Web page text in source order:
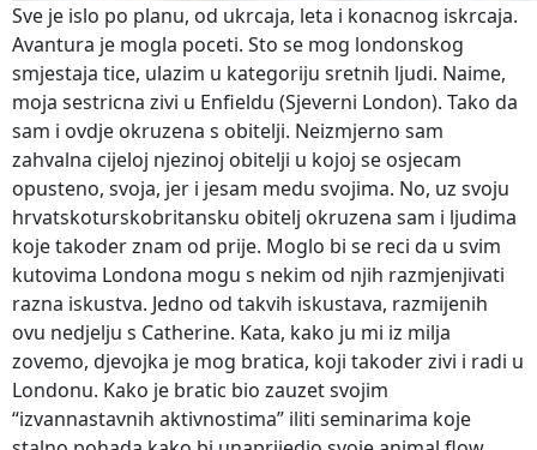
Sve je islo po planu, od ukrcaja, leta i konacnog iskrcaja.
Avantura je mogla poceti. Sto se mog londonskog
smjestaja tice, ulazim u kategoriju sretnih ljudi. Naime,
moja sestricna zivi u Enfieldu (Sjeverni London). Tako da
sam i ovdje okruzena s obitelji. Neizmjerno sam
zahvalna cijeloj njezinoj obitelji u kojoj se osjecam
opusteno, svoja, jer i jesam medu svojima. No, uz svoju
hrvatskoturskobritansku obitelj okruzena sam i ljudima
koje takoder znam od prije. Moglo bi se reci da u svim
kutovima Londona mogu s nekim od njih razmjenjivati
razna iskustva. Jedno od takvih iskustava, razmijenih
ovu nedjelju s Catherine. Kata, kako ju mi iz milja
zovemo, djevojka je mog bratica, koji takoder zivi i radi u
Londonu. Kako je bratic bio zauzet svojim
“izvannastavnih aktivnostima” iliti seminarima koje